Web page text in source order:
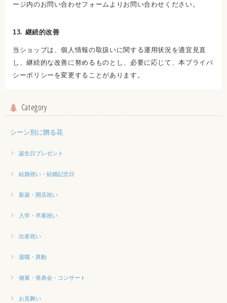
ージ内のお問い合わせフォームよりお問い合わせください。
13. 継続的改善
当ショップは、個人情報の取扱いに関する運用状況を適宜見直
し、継続的な改善に努めるものとし、必要に応じて、本プライバ
シーポリシーを変更することがあります。
Category
シーン別に贈る花
誕生日プレゼント
結婚祝い・結婚記念日
新築・開店祝い
入学・卒業祝い
出産祝い
退職・異動
個展・発表会・コンサート
お見舞い